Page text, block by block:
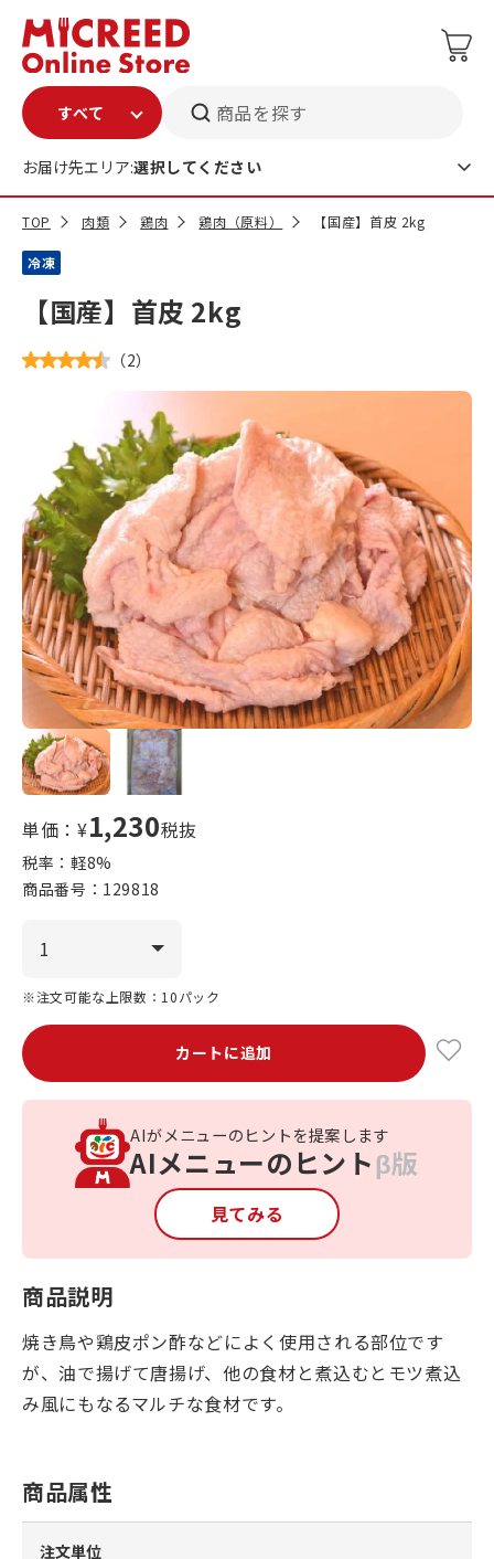
商品を探す
お届け先エリア:選択してください
TOP 肉類 鶏肉 鶏肉（原料） 【国産】首皮 2kg
冷凍
【国産】首皮 2kg
（2）
単価：¥1,230税抜
税率：軽8%
商品番号： 129818
※注文可能な上限数：10パック
カートに追加
AIがメニューのヒントを提案します
AIメニューのヒントβ版
見てみる
商品説明
焼き鳥や鶏皮ポン酢などによく使用される部位です
が、油で揚げて唐揚げ、他の食材と煮込むとモツ煮込
み風にもなるマルチな食材です。
商品属性
注文単位